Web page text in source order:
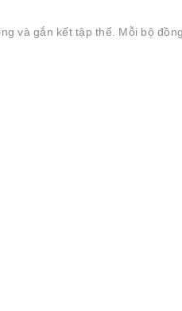
và gắn kết tập thể. Mỗi bộ